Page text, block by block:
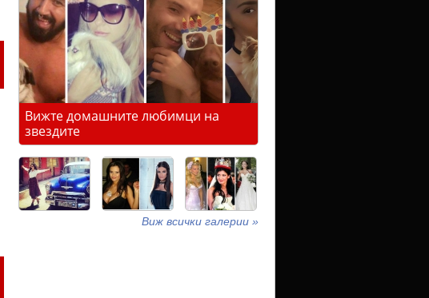
Вижте домашните любимци на
звездите
Виж всички галерии »